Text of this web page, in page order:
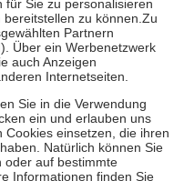
beträgt die
zehn Euro je
ihre eigene Gesundheit zu
Familie zu unterstützen,
18. Lebensjahr
die von der